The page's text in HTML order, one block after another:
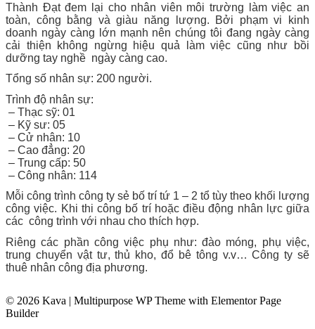
Thành Đạt đem lại cho nhân viên môi trường làm việc an
toàn, công bằng và giàu năng lượng. Bởi phạm vi kinh
doanh ngày càng lớn mạnh nên chúng tôi đang ngày càng
cải thiện không ngừng hiệu quả làm việc cũng như bồi
dưỡng tay nghề ngày càng cao.
Tổng số nhân sự: 200 người.
Trình độ nhân sự:
– Thạc sỹ: 01
– Kỹ sư: 05
– Cử nhân: 10
– Cao đẳng: 20
– Trung cấp: 50
– Công nhân: 114
Mỗi công trình công ty sẻ bố trí tứ 1 – 2 tổ tùy theo khối lượng
công việc. Khi thi công bố trí hoặc điều động nhân lực giữa
các công trình với nhau cho thích hợp.
Riêng các phần công việc phụ như: đào móng, phụ việc,
trung chuyển vật tư, thủ kho, đổ bê tông v.v… Công ty sẽ
thuê nhân công địa phương.
© 2026 Kava | Multipurpose WP Theme with Elementor Page
Builder